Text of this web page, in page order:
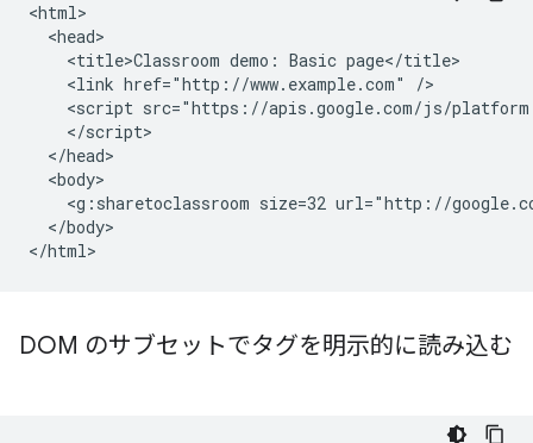
<html>
  <head>
    <title>Classroom demo: Basic page</title>
    <link href="http://www.example.com" />
<script src="https://apis.google.com/js/
    </script>
  </head>
  <body>
<g:sharetoclassroom size=32 url="http://
  </body>
DOM のサブセットでタグを明示的に読み込む